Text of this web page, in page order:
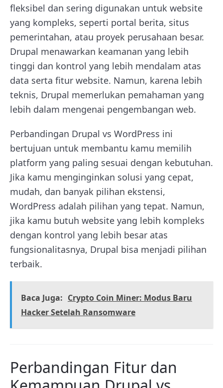
fleksibel dan sering digunakan untuk website
yang kompleks, seperti portal berita, situs
pemerintahan, atau proyek perusahaan besar.
Drupal menawarkan keamanan yang lebih
tinggi dan kontrol yang lebih mendalam atas
data serta fitur website. Namun, karena lebih
teknis, Drupal memerlukan pemahaman yang
lebih dalam mengenai pengembangan web.
Perbandingan Drupal vs WordPress ini
bertujuan untuk membantu kamu memilih
platform yang paling sesuai dengan kebutuhan.
Jika kamu menginginkan solusi yang cepat,
mudah, dan banyak pilihan ekstensi,
WordPress adalah pilihan yang tepat. Namun,
jika kamu butuh website yang lebih kompleks
dengan kontrol yang lebih besar atas
fungsionalitasnya, Drupal bisa menjadi pilihan
terbaik.
Baca Juga: Crypto Coin Miner: Modus Baru
Hacker Setelah Ransomware
Perbandingan Fitur dan